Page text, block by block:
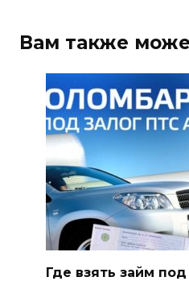
Вам также
Где взять займ